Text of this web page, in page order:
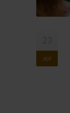
23
apr